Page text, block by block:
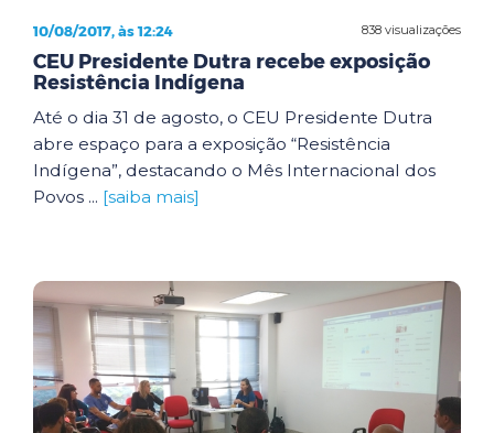
838 visualizações
10/08/2017, às 12:24
CEU Presidente Dutra recebe exposição
Resistência Indígena
Até o dia 31 de agosto, o CEU Presidente Dutra
abre espaço para a exposição “Resistência
Indígena”, destacando o Mês Internacional dos
Povos ... [saiba mais]